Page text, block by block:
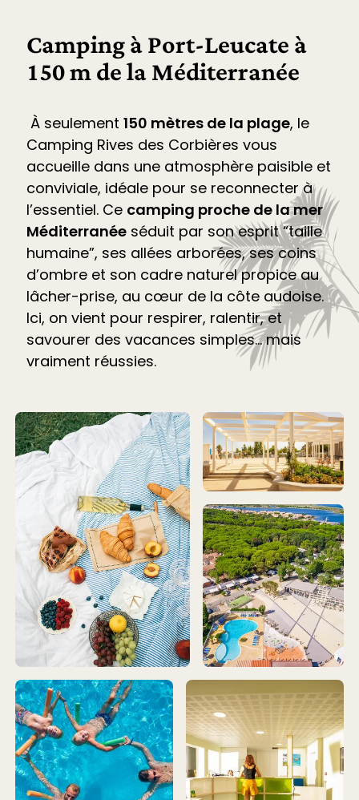
Camping à Port-Leucate à
150 m de la Méditerranée
À seulement150 mètres de la plage, le
Camping Rives des Corbières vous
accueille dans une atmosphère paisible et
conviviale, idéale pour se reconnecter à
l’essentiel. Ce camping proche de la mer
Méditerranée séduit par son esprit “taille
humaine”, ses allées arborées, ses coins
d’ombre et son cadre naturel propice au
lâcher-prise, au cœur de la côte audoise.
Ici, on vient pour respirer, ralentir, et
savourer des vacances simples… mais
vraiment réussies.